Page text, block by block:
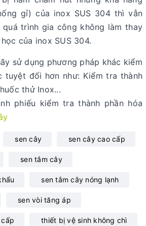
gỉ) của inox SUS 304 thì vẫn
trình gia công không làm thay
của inox SUS 304.
sử dụng phương pháp khác kiểm
tuyệt đối hơn như: Kiểm tra thành
thử Inox...
phiếu kiểm tra thành phần hóa
sen cây sen cây cao cấp
sen tắm cây
sen tắm cây nóng lạnh
sen vòi tăng áp
thiết bị vệ sinh không chì